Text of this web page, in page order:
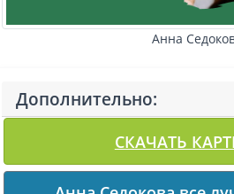
Анна
Дополнительно:
СКАЧАТЬ